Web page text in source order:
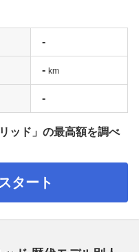
-
- km
-
ッド」の最高額を調べ
タート